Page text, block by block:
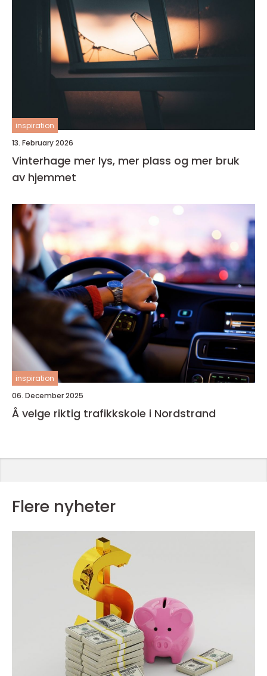
inspiration
13. February 2026
Vinterhage mer lys, mer plass og mer bruk
av hjemmet
inspiration
06. December 2025
Å velge riktig trafikkskole i Nordstrand
Flere nyheter